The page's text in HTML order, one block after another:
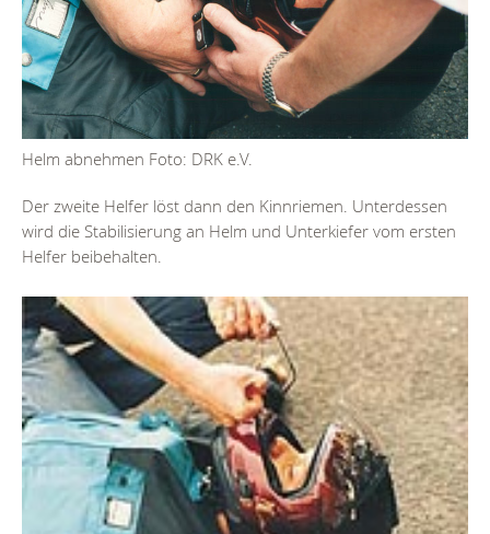
Helm abnehmen Foto: DRK e.V.
Der zweite Helfer löst dann den Kinnriemen. Unterdessen
wird die Stabilisierung an Helm und Unterkiefer vom ersten
Helfer beibehalten.